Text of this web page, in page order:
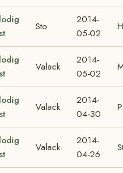
Sto
2014-
05-02
Valack
2014-
05-02
Valack
2014-
04-30
Valack
2014-
04-26